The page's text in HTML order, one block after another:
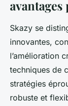
Skazy se
innovantes,
l’amélioration
techniques de
stratégies
robuste et